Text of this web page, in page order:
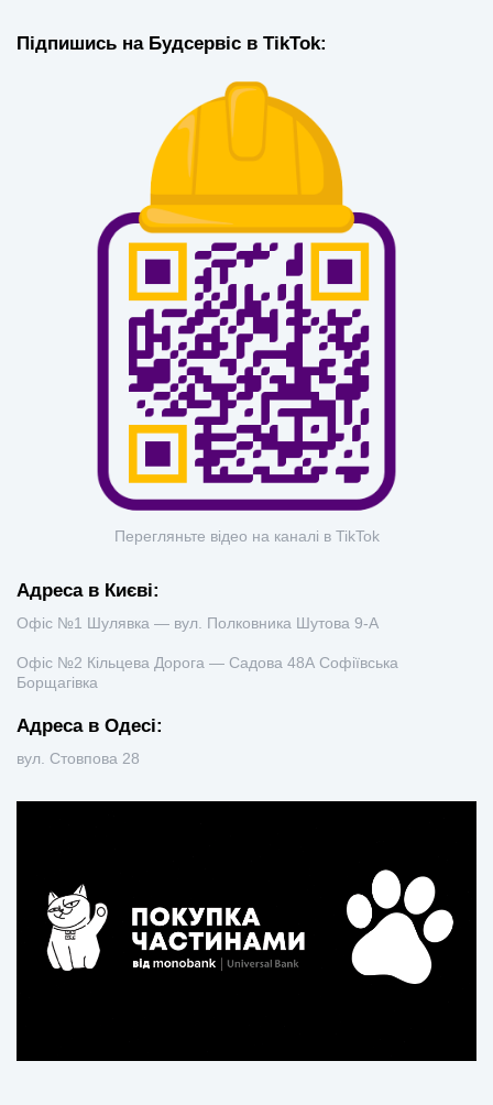
Підпишись на Будсервіс в TikTok:
Перегляньте відео на каналі в TikTok
Адреса в Києві:
Офіс №1 Шулявка — вул. Полковника Шутова 9-А
Офіс №2 Кільцева Дорога — Садова 48А Софіївська
Борщагівка
Адреса в Одесі:
вул. Стовпова 28